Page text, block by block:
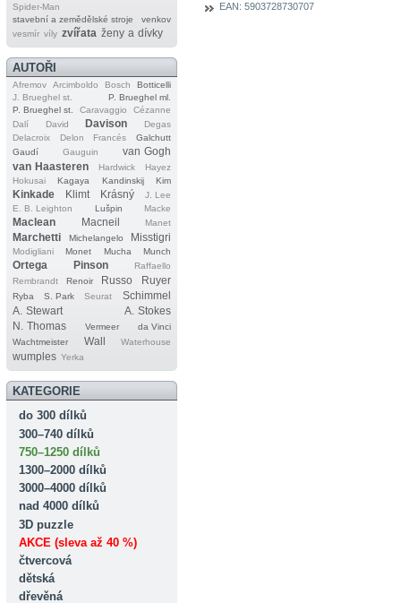
Spider‐Man
stavební a zemědělské stroje
venkov
vesmír víly zvířata ženy a dívky
AUTOŘI
Afremov Arcimboldo Bosch
Botticelli
J. Brueghel st.
P. Brueghel ml.
P. Brueghel st.
Caravaggio
Cézanne
Dalí
David Davison
Degas
Delacroix
Delon Francés
Galchutt
Gaudí
Gauguin
van Gogh
van Haasteren
Hardwick
Hayez
Hokusai
Kagaya Kandinskij Kim
Kinkade Klimt Krásný
J. Lee
E. B. Leighton
Lušpin Macke
Maclean Macneil Manet
Marchetti Michelangelo Misstigri
Modigliani Monet Mucha Munch
Ortega Pinson
Raffaello
Rembrandt
Renoir Russo Ruyer
Ryba S. Park Seurat
Schimmel
A. Stewart
A. Stokes
N. Thomas
Vermeer
da Vinci
Wachtmeister
Wall Waterhouse
wumples Yerka
KATEGORIE
do 300 dílků
300–740 dílků
750–1250 dílků
1300–2000 dílků
3000–4000 dílků
nad 4000 dílků
3D puzzle
AKCE (sleva až 40 %)
čtvercová
dětská
dřevěná
EAN: 5903728730707